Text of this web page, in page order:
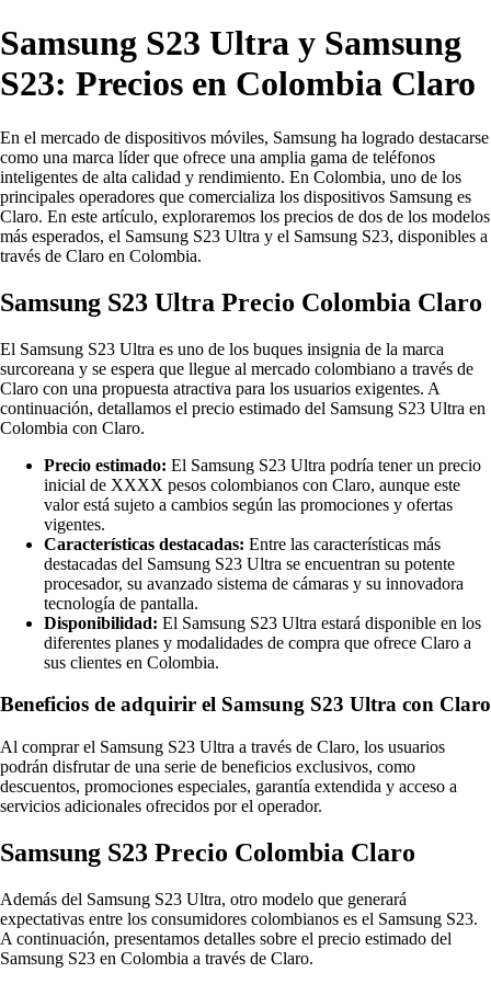
Samsung S23 Ultra y Samsung
S23: Precios en Colombia Claro
En el mercado de dispositivos móviles, Samsung ha logrado destacarse
como una marca líder que ofrece una amplia gama de teléfonos
inteligentes de alta calidad y rendimiento. En Colombia, uno de los
principales operadores que comercializa los dispositivos Samsung es
Claro. En este artículo, exploraremos los precios de dos de los modelos
más esperados, el Samsung S23 Ultra y el Samsung S23, disponibles a
través de Claro en Colombia.
Samsung S23 Ultra Precio Colombia Claro
El Samsung S23 Ultra es uno de los buques insignia de la marca
surcoreana y se espera que llegue al mercado colombiano a través de
Claro con una propuesta atractiva para los usuarios exigentes. A
continuación, detallamos el precio estimado del Samsung S23 Ultra en
Colombia con Claro.
Precio estimado: El Samsung S23 Ultra podría tener un precio
inicial de XXXX pesos colombianos con Claro, aunque este
valor está sujeto a cambios según las promociones y ofertas
vigentes.
Características destacadas: Entre las características más
destacadas del Samsung S23 Ultra se encuentran su potente
procesador, su avanzado sistema de cámaras y su innovadora
tecnología de pantalla.
Disponibilidad: El Samsung S23 Ultra estará disponible en los
diferentes planes y modalidades de compra que ofrece Claro a
sus clientes en Colombia.
Beneficios de adquirir el Samsung S23 Ultra con Claro
Al comprar el Samsung S23 Ultra a través de Claro, los usuarios
podrán disfrutar de una serie de beneficios exclusivos, como
descuentos, promociones especiales, garantía extendida y acceso a
servicios adicionales ofrecidos por el operador.
Samsung S23 Precio Colombia Claro
Además del Samsung S23 Ultra, otro modelo que generará
expectativas entre los consumidores colombianos es el Samsung S23.
A continuación, presentamos detalles sobre el precio estimado del
Samsung S23 en Colombia a través de Claro.